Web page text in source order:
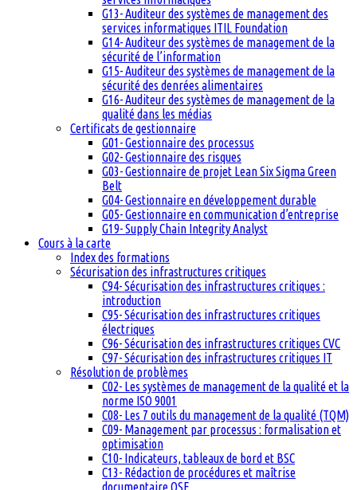
G13- Auditeur des systèmes de management des
services informatiques ITIL Foundation
G14- Auditeur des systèmes de management de la
sécurité de l’information
G15- Auditeur des systèmes de management de la
sécurité des denrées alimentaires
G16- Auditeur des systèmes de management de la
qualité dans les médias
Certificats de gestionnaire
G01- Gestionnaire des processus
G02- Gestionnaire des risques
G03- Gestionnaire de projet Lean Six Sigma Green
Belt
G04- Gestionnaire en développement durable
G05- Gestionnaire en communication d’entreprise
G19- Supply Chain Integrity Analyst
Cours à la carte
Index des formations
Sécurisation des infrastructures critiques
C94- Sécurisation des infrastructures critiques :
introduction
C95- Sécurisation des infrastructures critiques
électriques
C96- Sécurisation des infrastructures critiques CVC
C97- Sécurisation des infrastructures critiques IT
Résolution de problèmes
C02- Les systèmes de management de la qualité et la
norme ISO 9001
C08- Les 7 outils du management de la qualité (TQM)
C09- Management par processus : formalisation et
optimisation
C10- Indicateurs, tableaux de bord et BSC
C13- Rédaction de procédures et maîtrise
documentaire QSE